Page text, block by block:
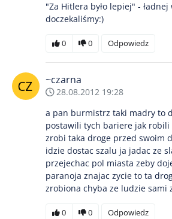
"Za Hitlera było lepiej" - ładnej
doczekaliśmy:)
0 0 Odpowiedz
~czarna
28.08.2012 19:28
a pan burmistrz taki madry to
postawili tych bariere jak robili
zrobi taka droge przed swoim
idzie dostac szalu ja jadac ze
przejechac pol miasta zeby
paranoja znajac zycie to ta
zrobiona chyba ze ludzie sami
0 0 Odpowiedz